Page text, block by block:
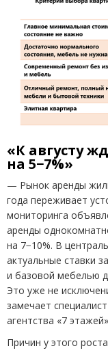
«К августу
на 5−7%»
— Рынок аренды
года переживает
мониторинга
аренды
на 7−10%. В
актуальные ставки
и базовой мебелью
Это уже не
замечает
агентства «7 этажей»
Причин у этого